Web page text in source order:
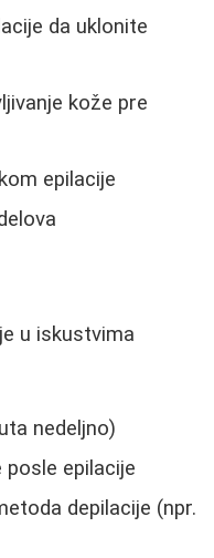
da uklonite
kože pre
epilacije
u iskustvima
nedeljno)
epilacije
depilacije (npr.